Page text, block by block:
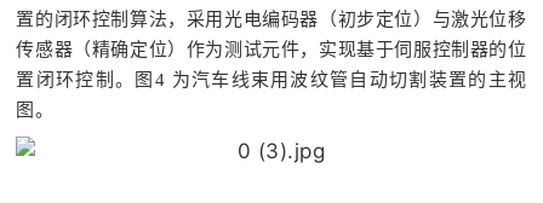
置的闭环控制算法，采用光电编码器（初步定位）与激光位移
传感器（精确定位）作为测试元件，实现基于伺服控制器的位
置闭环控制。图4 为汽车线束用波纹管自动切割装置的主视
图。